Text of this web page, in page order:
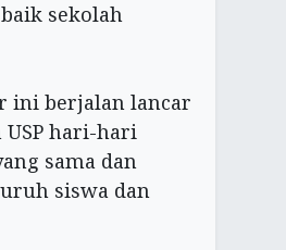
sekolah
ini berjalan lancar
USP hari-hari
sama dan
siswa dan